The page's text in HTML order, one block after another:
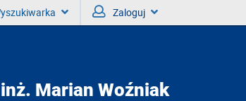
Zaloguj
Marian Woźniak